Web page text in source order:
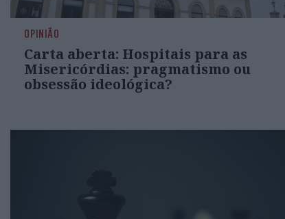
OPINIÃO
Carta aberta: Hospitais para as
Misericórdias: pragmatismo ou
obsessão ideológica?